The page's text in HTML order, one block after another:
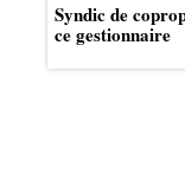
Syndic de
ce gestionnaire